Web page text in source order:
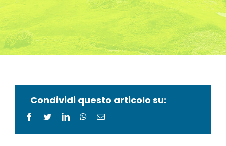
Condividi questo articolo su:
facebook
twitterlinkedinwhatsappEmail